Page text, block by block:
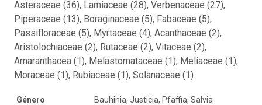
Asteraceae (36), Lamiaceae (28), Verbenaceae (27),
Piperaceae (13), Boraginaceae (5), Fabaceae (5),
Passifloraceae (5), Myrtaceae (4), Acanthaceae (2),
Aristolochiaceae (2), Rutaceae (2), Vitaceae (2),
Amaranthacea (1), Melastomataceae (1), Meliaceae (1),
Moraceae (1), Rubiaceae (1), Solanaceae (1).
Género
Bauhinia, Justicia, Pfaffia, Salvia